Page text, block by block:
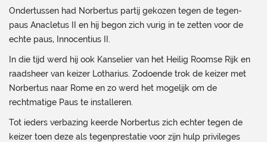
Ondertussen had Norbertus partij gekozen tegen de tegen-
paus Anacletus II en hij begon zich vurig in te zetten voor de
echte paus, Innocentius II.
In die tijd werd hij ook Kanselier van het Heilig Roomse Rijk en
raadsheer van keizer Lotharius. Zodoende trok de keizer met
Norbertus naar Rome en zo werd het mogelijk om de
rechtmatige Paus te installeren.
Tot ieders verbazing keerde Norbertus zich echter tegen de
keizer toen deze als tegenprestatie voor zijn hulp privileges